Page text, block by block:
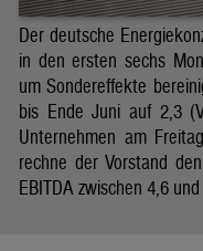
Der deutsche
in den ersten sechs
um Sondereffekte
bis Ende Juni auf 2,3
Unternehmen am
rechne der Vorstand
EBITDA zwischen 4,6